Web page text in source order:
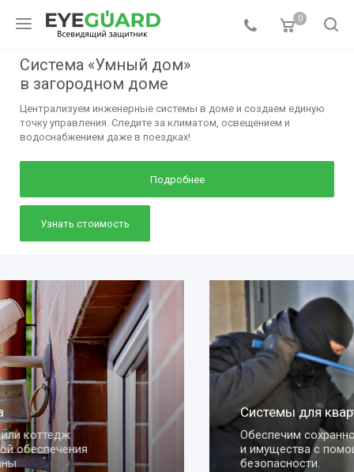
0
Система «Умный дом»
в загородном доме
Централизуем инженерные системы в доме и создаем единую
точку управления. Следите за климатом, освещением и
водоснабжением даже в поездках!
Подробнее
Узнать стоимость
Системы для квартиры
Обеспечим сохранность вашей квартиры
и имущества с помощью умных систем
безопасности.